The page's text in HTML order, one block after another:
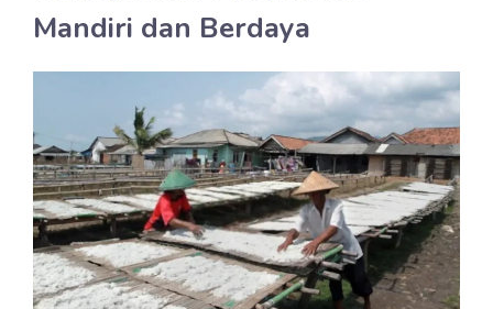
Mandiri dan Berdaya